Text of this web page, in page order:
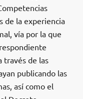
de la experiencia
vía por la que
través de las
publicando las
así como el